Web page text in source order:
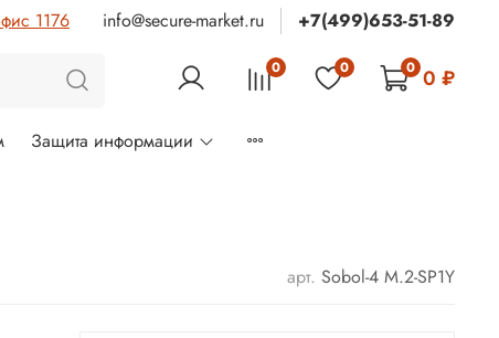
1176 info@secure-market.ru +7(499)653-51-89
0 0 0 0 ₽
Защита информации
арт. Sobol-4 M.2-SP1Y